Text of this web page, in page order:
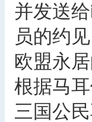
并发送
员的约
欧盟永
根据马
三国公